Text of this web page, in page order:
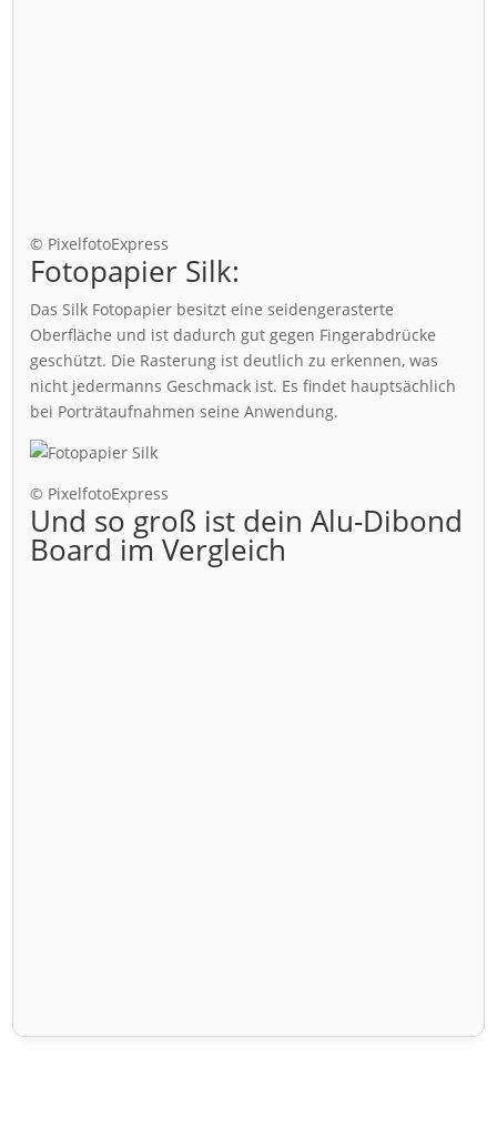
© PixelfotoExpress
Fotopapier Silk:
Das Silk Fotopapier besitzt eine seidengerasterte
Oberfläche und ist dadurch gut gegen Fingerabdrücke
geschützt. Die Rasterung ist deutlich zu erkennen, was
nicht jedermanns Geschmack ist. Es findet hauptsächlich
bei Porträtaufnahmen seine Anwendung.
© PixelfotoExpress
Und so groß ist dein Alu-Dibond
Board im Vergleich